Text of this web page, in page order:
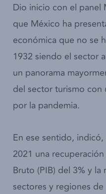
Dio inicio con el panel
que México ha
económica que no se
1932 siendo el sector
un panorama
del sector turismo con
por la pandemia.
En ese sentido,
2021 una
Bruto (PIB) del 3% y
sectores y regiones